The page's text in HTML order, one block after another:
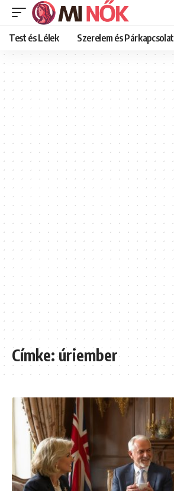
Test és Lélek Szerelem és Párkapcsolat
Címke:úriember